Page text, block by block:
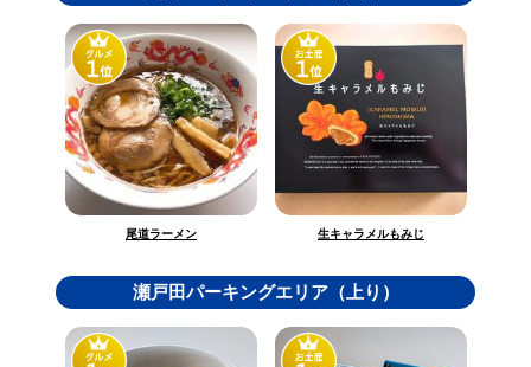
尾道ラーメン 生キャラメルもみじ
瀬戸田パーキングエリア（上り）